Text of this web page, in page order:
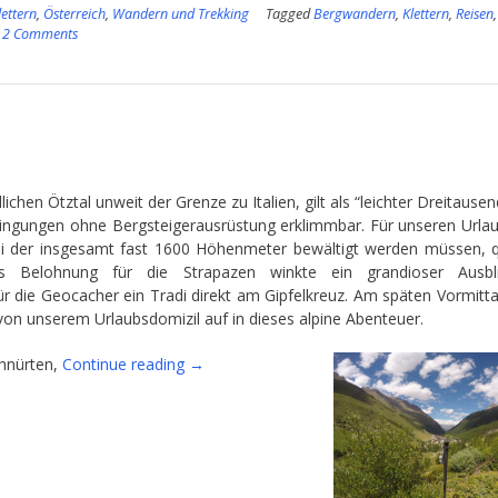
, Österreich, Wandern und Trekking TaggedBergwandern,Klettern,Reisen,
2 Comments
Ötztal unweit der Grenze zu Italien, gilt als “leichter
ohne Bergsteigerausrüstung erklimmbar. Für unseren
insgesamt fast 1600 Höhenmeter bewältigt werden müssen,
Belohnung für die Strapazen winkte ein grandioser
die Geocacher ein Tradi direkt am Gipfelkreuz. Am späten
unserem Urlaubsdomizil auf in dieses alpine Abenteuer.
Continue reading “Auf
→